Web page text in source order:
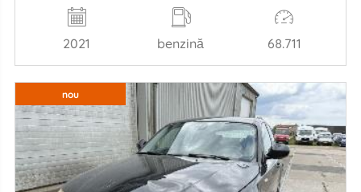
2021 benzină 68.711
nou